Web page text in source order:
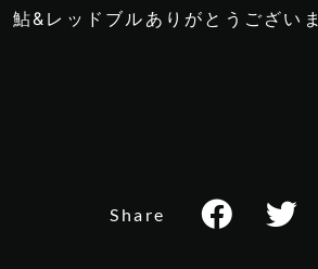
鮎&レッドブルありがとうござい
Share